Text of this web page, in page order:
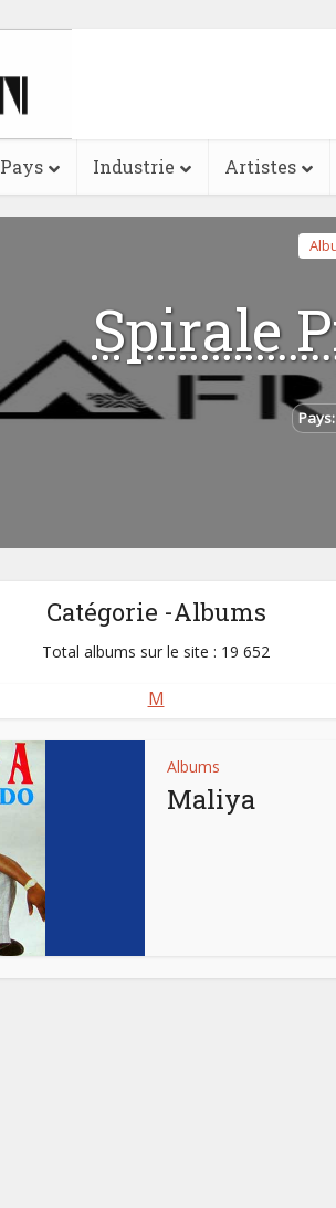
Pays Industrie Artistes
Spirale
Pays:
Catégorie -Albums
Total albums sur le site : 19 652
M
Albums
Maliya